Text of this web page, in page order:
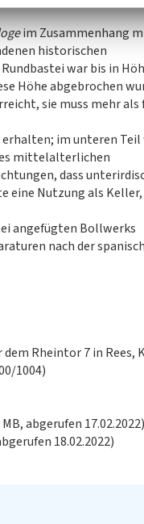
im Zusammenhang
historischen
war bis in
Höhe abgebrochen
sie muss mehr als
im unteren Teil
mittelalterlichen
dass
eine Nutzung als
angefügten Bollwerks
nach der
Rheintor 7 in Rees,
1004)
abgerufen 17.02.2022)
18.02.2022)